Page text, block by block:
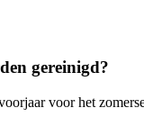
gereinigd?
voor het